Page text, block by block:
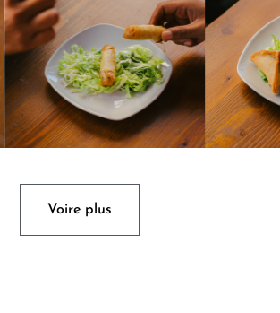
Voire plus